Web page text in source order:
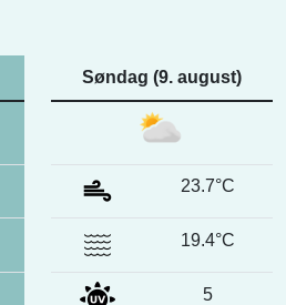
Søndag (9. august)
23.7°C
19.4°C
5